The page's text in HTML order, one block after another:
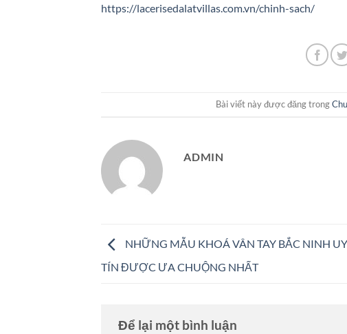
https://lacerisedalatvillas.com.vn/chinh-sach/
Bài viết này được đăng trong
ADMIN
NHỮNG MẪU KHOÁ VÂN TAY BẮC NINH UY
TÍN ĐƯỢC ƯA CHUỘNG NHẤT
Để lại một bình luận